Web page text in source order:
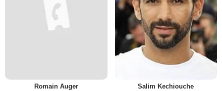
Romain Auger Salim Kechiouche